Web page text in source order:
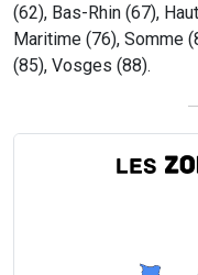
(62), Bas-Rhin (67),
Maritime (76), Somme
(85), Vosges (88).